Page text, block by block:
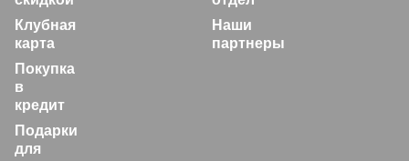
Клубная
карта
Покупка
в
кредит
Подарки
для
Наши
партнеры